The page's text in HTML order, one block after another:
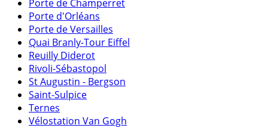
Porte de Champerret
Porte d'Orléans
Porte de Versailles
Quai Branly-Tour Eiffel
Reuilly Diderot
Rivoli-Sébastopol
St Augustin - Bergson
Saint-Sulpice
Ternes
Vélostation Van Gogh